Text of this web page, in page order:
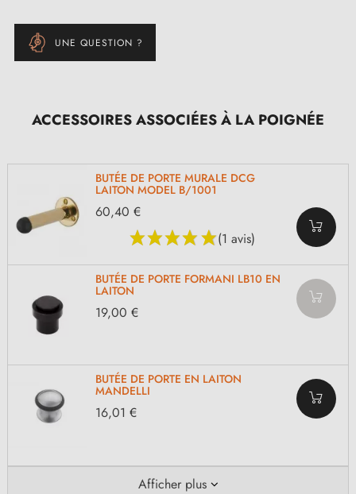
UNE QUESTION ?
ACCESSOIRES ASSOCIÉES À LA POIGNÉE
BUTÉE DE PORTE MURALE DCG
LAITON MODEL B/1001
(1 avis)
60,40 €
BUTÉE DE PORTE FORMANI LB10 EN
LAITON
19,00 €
BUTÉE DE PORTE EN LAITON
MANDELLI
16,01 €
Afficher plus